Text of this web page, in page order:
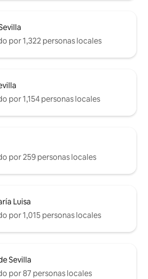
por 1,322 personas locales
por 1,154 personas locales
por 259 personas locales
Luisa
por 1,015 personas locales
Sevilla
por 87 personas locales